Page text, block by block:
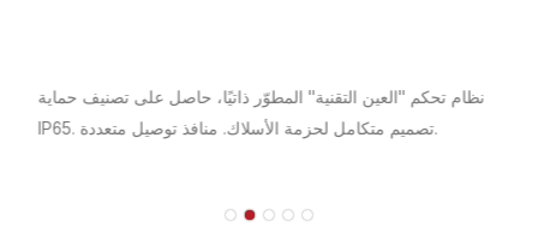
نظام تحكم "العين التقنية" المطوّر ذاتيًا، حاصل على تصنيف حماية
IP65. تصميم متكامل لحزمة الأسلاك. منافذ توصيل متعددة.